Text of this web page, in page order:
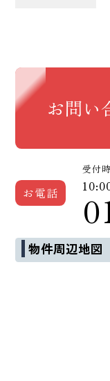
お問い
お電話
受付
物件周辺地図